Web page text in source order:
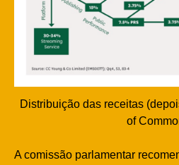
Distribuição das receitas
of
A comissão parlamentar